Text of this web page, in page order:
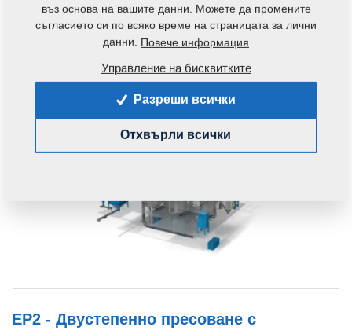
EP1 - Едностепенно пресоване с
екструдиране
специално разработена за преработка на соя...
EP2 - Двустепенно пресоване с
въз основа на вашите данни. Можете да промените
съгласието си по всяко време на страницата за лични
данни. Повече информация
Управление на бисквитките
Разреши всички
Отхвърли всички